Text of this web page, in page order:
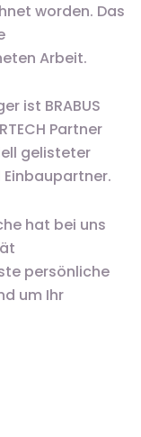
worden. Das
Arbeit.
ist BRABUS
Partner
gelisteter
hat bei uns
persönliche
um Ihr